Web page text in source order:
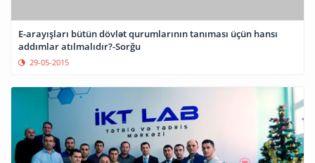
E-arayışları bütün dövlət qurumlarının tanıması üçün hansı
addımlar atılmalıdır?-Sorğu
29-05-2015